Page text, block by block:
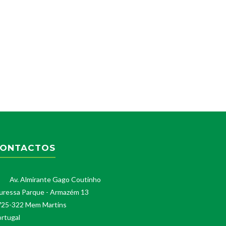
Av. Almirante Gago Coutinho
Parque - Armazém 13
322 Mem Martins